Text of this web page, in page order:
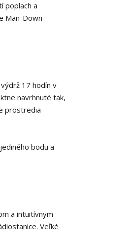
poplach a
Man-Down
17 hodín v
navrhnuté tak,
prostredia
bodu a
a intuitívnym
Veľké